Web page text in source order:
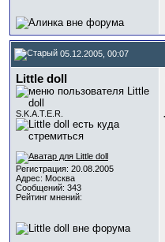
05.12.2005, 00:07
Little doll
S.K.A.T.E.R.
Регистрация: 20.08.2005
Адрес: Москва
Сообщений: 343
Рейтинг мнений: